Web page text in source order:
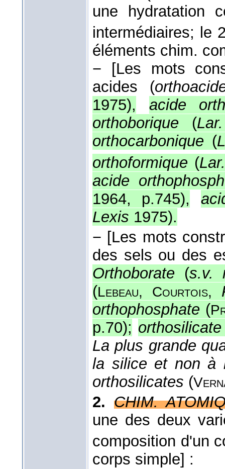
une hydratation
intermédiaires; le
éléments chim.
−
[Les mots
acides (
1975),
acide
orthoborique (
orthocarbonique (
orthoformique (
acide
1964, p.745),
Lexis 1975).
− [Les mots
des sels ou des
Orthoborate (s.v.
(Lebeau, Courtois,
orthophosphate (
p.70); orthosilicate
La plus grande
la silice et non à
orthosilicates (
2. CHIM.
une des deux
composition d'un
corps simple] :